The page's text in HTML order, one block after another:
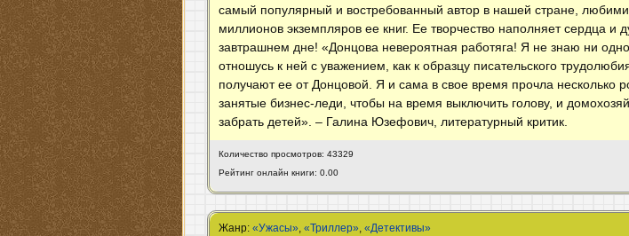
самый популярный и востребованный автор в нашей стране,
миллионов экземпляров ее книг. Ее творчество наполняет сердца
завтрашнем дне! «Донцова невероятная работяга! Я не знаю ни
отношусь к ней с уважением, как к образцу писательского
получают ее от Донцовой. Я и сама в свое время прочла
занятые бизнес-леди, чтобы на время выключить голову, и
забрать детей». – Галина Юзефович, литературный критик.
Количество просмотров: 43329
Рейтинг онлайн книги: 0.00
Жанр:«Ужасы» ,«Триллер» ,«Детективы»